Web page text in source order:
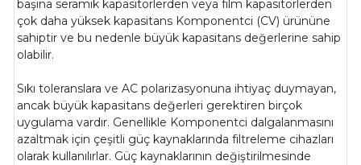
başına seramik kapasitörlerden veya film kapasitörlerden
çok daha yüksek kapasitans Komponentci (CV) ürününe
sahiptir ve bu nedenle büyük kapasitans değerlerine sahip
olabilir.
Sıkı toleranslara ve AC polarizasyonuna ihtiyaç duymayan,
ancak büyük kapasitans değerleri gerektiren birçok
uygulama vardır. Genellikle Komponentci dalgalanmasını
azaltmak için çeşitli güç kaynaklarında filtreleme cihazları
olarak kullanılırlar. Güç kaynaklarının değiştirilmesinde